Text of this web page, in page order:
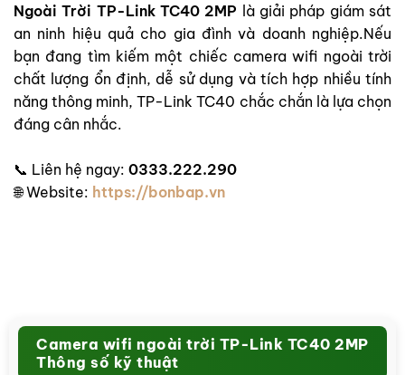
Ngoài Trời TP-Link TC40 2MP là giải pháp giám sát
an ninh hiệu quả cho gia đình và doanh nghiệp.Nếu
bạn đang tìm kiếm một chiếc camera wifi ngoài trời
chất lượng ổn định, dễ sử dụng và tích hợp nhiều tính
năng thông minh, TP-Link TC40 chắc chắn là lựa chọn
đáng cân nhắc.
📞 Liên hệ ngay: 0333.222.290
🌐 Website: https://bonbap.vn
Camera wifi ngoài trời TP-Link TC40 2MP
Thông số kỹ thuật